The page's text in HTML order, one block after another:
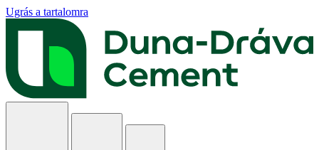
Ugrás a tartalomra